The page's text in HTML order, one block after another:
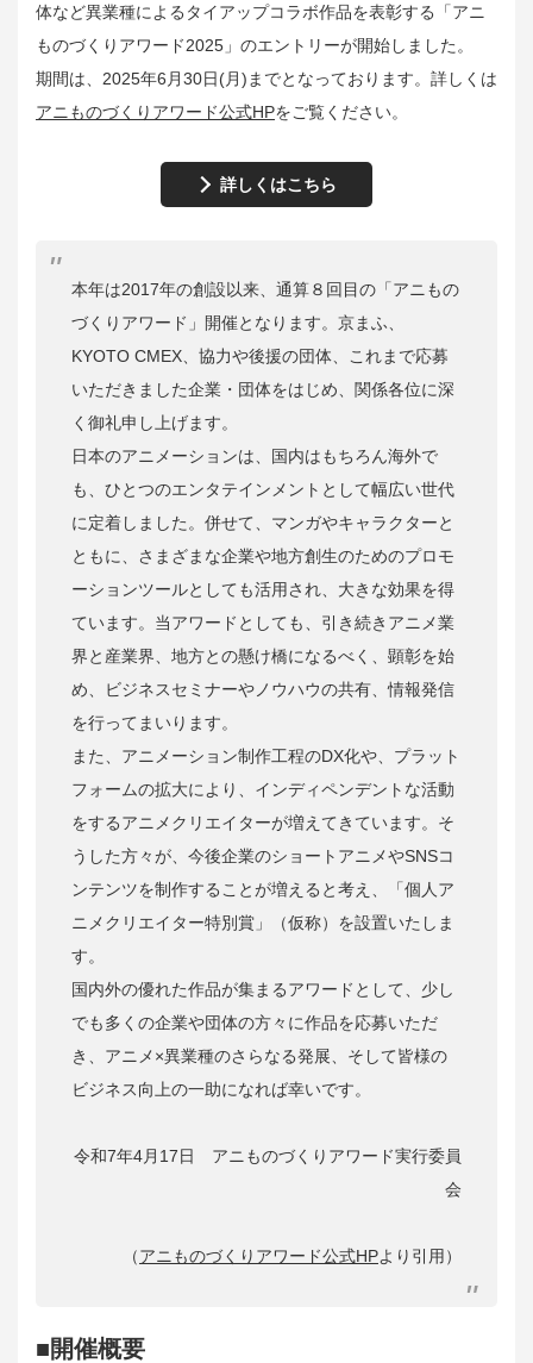
体など異業種によるタイアップコラボ作品を表彰する「アニ
ものづくりアワード2025」のエントリーが開始しました。
期間は、2025年6月30日(月)までとなっております。詳しくは
アニものづくりアワード公式HPをご覧ください。
詳しくはこちら
本年は2017年の創設以来、通算８回目の「アニもの
づくりアワード」開催となります。京まふ、
KYOTO CMEX、協力や後援の団体、これまで応募
いただきました企業・団体をはじめ、関係各位に深
く御礼申し上げます。
日本のアニメーションは、国内はもちろん海外で
も、ひとつのエンタテインメントとして幅広い世代
に定着しました。併せて、マンガやキャラクターと
ともに、さまざまな企業や地方創生のためのプロモ
ーションツールとしても活用され、大きな効果を得
ています。当アワードとしても、引き続きアニメ業
界と産業界、地方との懸け橋になるべく、顕彰を始
め、ビジネスセミナーやノウハウの共有、情報発信
を行ってまいります。
また、アニメーション制作工程のDX化や、プラット
フォームの拡大により、インディペンデントな活動
をするアニメクリエイターが増えてきています。そ
うした方々が、今後企業のショートアニメやSNSコ
ンテンツを制作することが増えると考え、「個人ア
ニメクリエイター特別賞」（仮称）を設置いたしま
す。
国内外の優れた作品が集まるアワードとして、少し
でも多くの企業や団体の方々に作品を応募いただ
き、アニメ×異業種のさらなる発展、そして皆様の
ビジネス向上の一助になれば幸いです。
令和7年4月17日 アニものづくりアワード実行委員
会
（アニものづくりアワード公式HPより引用）
■開催概要